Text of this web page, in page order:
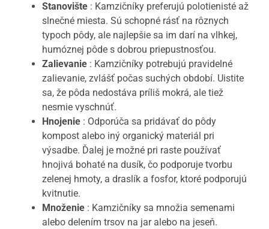
Stanovište : Kamzičníky preferujú polotienisté až
slnečné miesta. Sú schopné rásť na rôznych
typoch pôdy, ale najlepšie sa im darí na vlhkej,
humóznej pôde s dobrou priepustnosťou.
Zalievanie : Kamzičníky potrebujú pravidelné
zalievanie, zvlášť počas suchých období. Uistite
sa, že pôda nedostáva príliš mokrá, ale tiež
nesmie vyschnúť.
Hnojenie : Odporúča sa pridávať do pôdy
kompost alebo iný organický materiál pri
výsadbe. Ďalej je možné pri raste používať
hnojivá bohaté na dusík, čo podporuje tvorbu
zelenej hmoty, a draslík a fosfor, ktoré podporujú
kvitnutie.
Množenie : Kamzičníky sa množia semenami
alebo delením trsov na jar alebo na jeseň.